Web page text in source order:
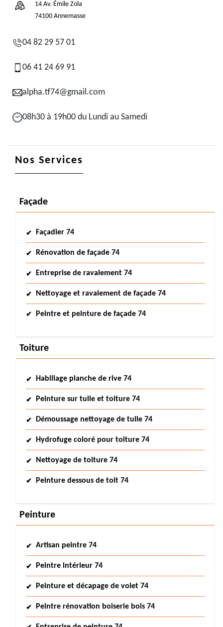
14 Av. Émile Zola
74100 Annemasse
04 82 29 57 01
06 41 24 69 91
alpha.tf74@gmail.com
08h30 à 19h00 du Lundi au Samedi
Nos Services
Façade
Façadier 74
Rénovation de façade 74
Entreprise de ravalement 74
Nettoyage et ravalement de façade 74
Peintre et peinture de façade 74
Toiture
Habillage planche de rive 74
Peinture sur tuile et toiture 74
Démoussage nettoyage de tuile 74
Hydrofuge coloré pour toiture 74
Nettoyage de toiture 74
Peinture dessous de toit 74
Peinture
Artisan peintre 74
Peintre intérieur 74
Peinture et décapage de volet 74
Peintre rénovation boiserie bois 74